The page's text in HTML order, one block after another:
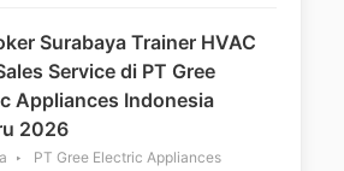
Surabaya Trainer HVAC
Service di PT Gree
Appliances Indonesia
2026
PT Gree Electric Appliances